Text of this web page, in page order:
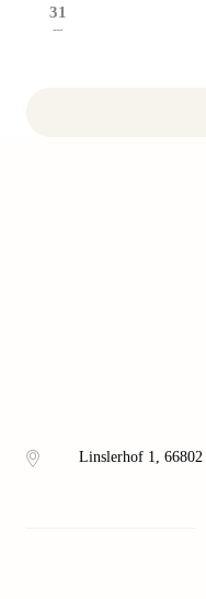
31
---
Linslerhof 1, 66802